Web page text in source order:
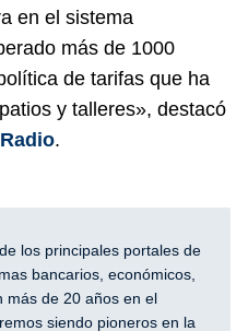
en el sistema
más de 1000
de tarifas que ha
y talleres», destacó
.
los principales portales de
bancarios, económicos,
más de 20 años en el
siendo pioneros en la